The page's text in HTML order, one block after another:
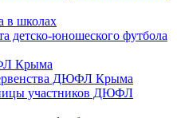
в школах
детско-юношеского футбола
Крыма
ДЮФЛ Крыма
участников ДЮФЛ